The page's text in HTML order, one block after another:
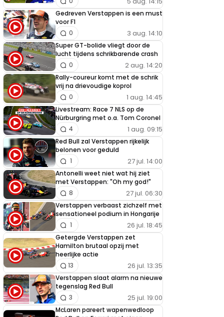
Gedreven Verstappen is een must
voor F1
3 aug. 14:10
0
Super GT-bolide vliegt door de
lucht tijdens schrikbarende crash
2 aug. 14:20
0
Rally-coureur komt met de schrik
vrij na drievoudige koprol
1 aug. 14:45
0
Livestream: Race 7 NLS op de
Nürburgring met o.a. Tom Coronel
1 aug. 09:15
4
Red Bull zal Verstappen rijkelijk
belonen voor geduld
27 jul. 14:00
1
Antonelli weet niet wat hij ziet
met Verstappen: "Oh my god!"
27 jul. 06:30
8
Verstappen verbaast zichzelf met
sensationeel podium in Hongarije
26 jul. 18:45
1
Getergde Verstappen zet
Hamilton brutaal opzij met
heerlijke actie
26 jul. 13:35
13
Verstappen slaat alarm na nieuwe
tegenslag Red Bull
25 jul. 19:00
3
McLaren pareert wapenwedloop